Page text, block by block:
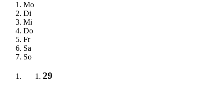
Mo
Di
Mi
Do
Fr
Sa
So
29